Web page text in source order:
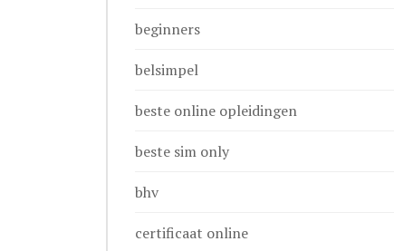
beginners
belsimpel
beste online opleidingen
beste sim only
bhv
certificaat online